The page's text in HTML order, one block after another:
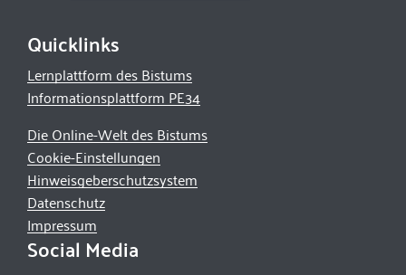
Quicklinks
Lernplattform des Bistums
Informationsplattform PE34
Die Online-Welt des Bistums
Cookie-Einstellungen
Hinweisgeberschutzsystem
Datenschutz
Impressum
Social Media